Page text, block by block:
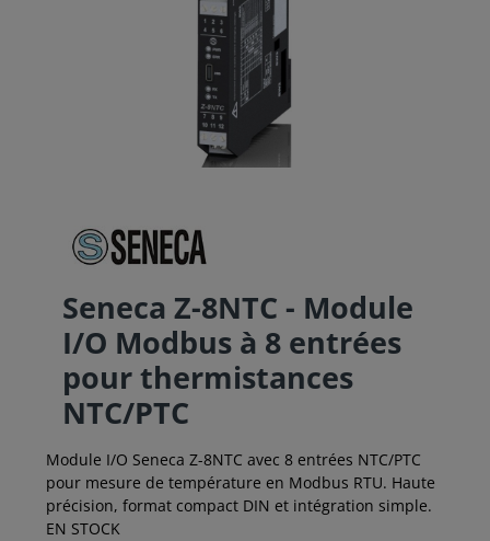
Seneca Z-8NTC - Module
I/O Modbus à 8 entrées
pour thermistances
NTC/PTC
Module I/O Seneca Z-8NTC avec 8 entrées NTC/PTC
pour mesure de température en Modbus RTU. Haute
précision, format compact DIN et intégration simple.
EN STOCK